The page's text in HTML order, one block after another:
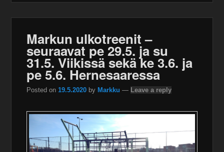
Markun ulkotreenit –
seuraavat pe 29.5. ja su
31.5. Viikissä sekä ke 3.6. ja
pe 5.6. Hernesaaressa
Posted on19.5.2020 by Markku — Leave a reply